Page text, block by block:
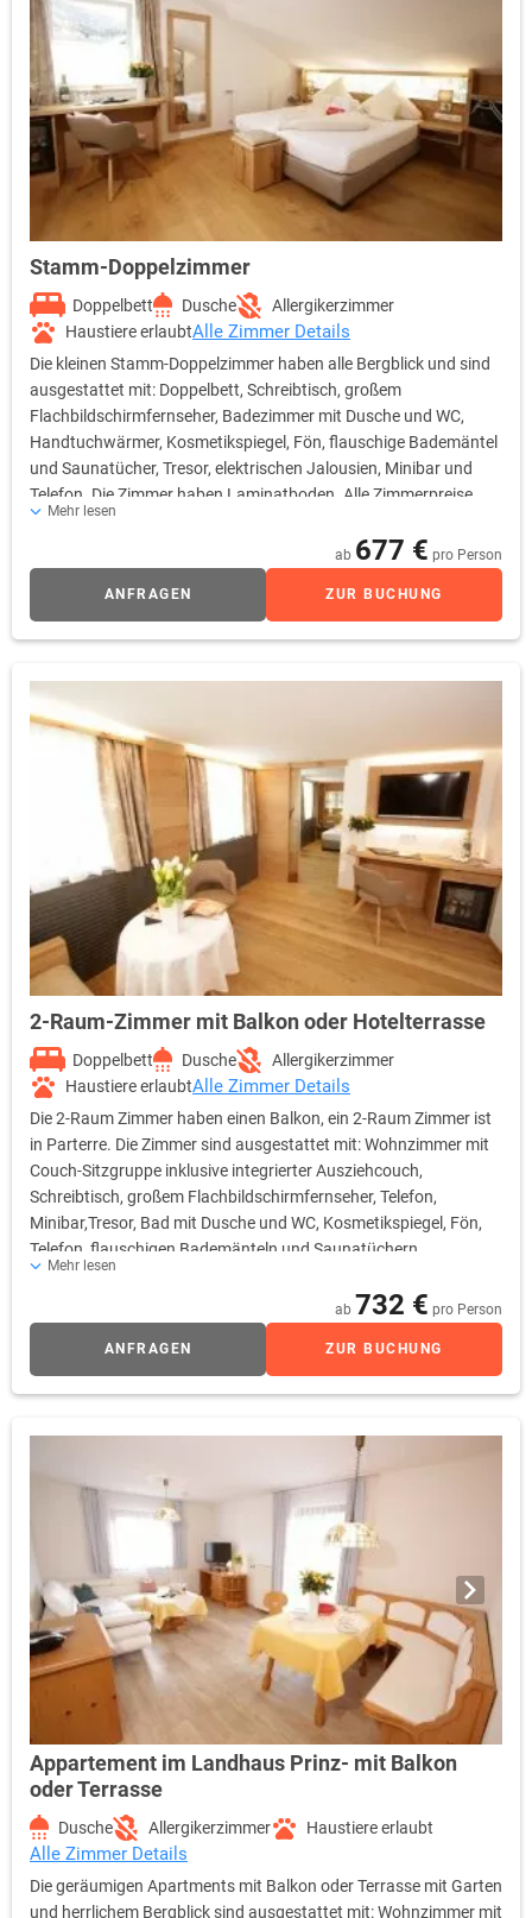
Stamm-Doppelzimmer
Doppelbett Dusche
Allergikerzimmer
Haustiere erlaubtAlle Zimmer Details
Die kleinen Stamm-Doppelzimmer haben alle Bergblick und sind
ausgestattet mit: Doppelbett, Schreibtisch, großem
Flachbildschirmfernseher, Badezimmer mit Dusche und WC,
Handtuchwärmer, Kosmetikspiegel, Fön, flauschige Bademäntel
und Saunatücher, Tresor, elektrischen Jalousien, Minibar und
Telefon. Die Zimmer haben Laminatboden. Alle Zimmerpreise
sind inklusive Frühstücksbuffet, freier Nutzung des
Wellnessbereiches, freie Nutzung des neuen, exklusiven Cabrio-
Hallenbades, Hotelparkplatz & WLAN.
Mehr lesen
ab 677 € pro Person
ANFRAGEN ZUR BUCHUNG
2-Raum-Zimmer mit Balkon oder Hotelterrasse
Doppelbett Dusche
Allergikerzimmer
Haustiere erlaubtAlle Zimmer Details
Die 2-Raum Zimmer haben einen Balkon, ein 2-Raum Zimmer ist
in Parterre. Die Zimmer sind ausgestattet mit: Wohnzimmer mit
Couch-Sitzgruppe inklusive integrierter Ausziehcouch,
Schreibtisch, großem Flachbildschirmfernseher, Telefon,
Minibar,Tresor, Bad mit Dusche und WC, Kosmetikspiegel, Fön,
Telefon, flauschigen Bademänteln und Saunatüchern,
Handtuchwärmer und einem separatem Schlafzimmer mit
großem Flachbildschirmfernseher. (Zimmer mit Laminatboden)
Alle Zimmerpreise sind inklusive Frühstückbuffet, freier Nutzung
des Wellnessbereiches, freie Nutzung des neuen, exklusiven
Cabrio-Hallenbades, Hotelparkplatz & WLAN.
Mehr lesen
ab 732 € pro Person
ANFRAGEN ZUR BUCHUNG
Appartement im Landhaus Prinz- mit Balkon
oder Terrasse
Dusche Allergikerzimmer Haustiere erlaubt
Alle Zimmer Details
Die geräumigen Apartments mit Balkon oder Terrasse mit Garten
und herrlichem Bergblick sind ausgestattet mit: Wohnzimmer mit